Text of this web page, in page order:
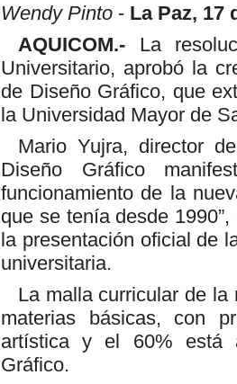
Wendy Pinto - La Paz, 17
AQUICOM.-La
Universitario, aprobó la
de Diseño Gráfico, que
la Universidad Mayor de
Mario Yujra, director
Diseño Gráfico
funcionamiento de la
que se tenía desde
la presentación oficial de
universitaria.
La malla curricular de
materias básicas, con
artística y el 60% está
Gráfico.